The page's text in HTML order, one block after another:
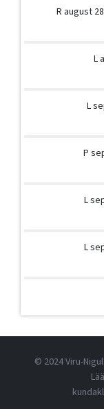
R august
L
L
P
L
L
© 2024 Viru-